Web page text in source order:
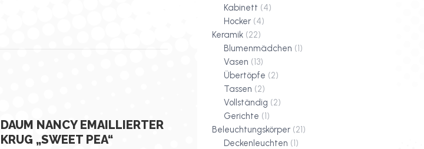
DAUM NANCY EMAILLIERTER
KRUG „SWEET PEA“
Kabinett (4)
Hocker (4)
Keramik (22)
Blumenmädchen (1)
Vasen (13)
Übertöpfe (2)
Tassen (2)
Vollständig (2)
Gerichte (1)
Beleuchtungskörper (21)
Deckenleuchten (1)